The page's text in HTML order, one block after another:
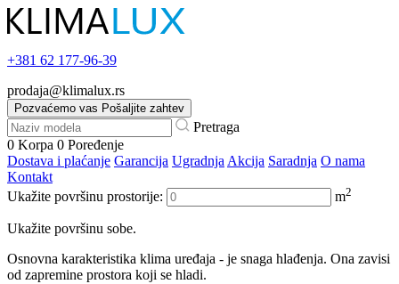
+381 62 177-96-39
prodaja@klimalux.rs
Pozvaćemo vas Pošaljite zahtev
Pretraga
0 Korpa 0 Poređenje
Dostava i plaćanje Garancija Ugradnja Akcija Saradnja O nama
Kontakt
Ukažite površinu prostorije:
m2
Ukažite površinu sobe.
Osnovna karakteristika klima uređaja - je snaga hlađenja. Ona zavisi
od zapremine prostora koji se hladi.